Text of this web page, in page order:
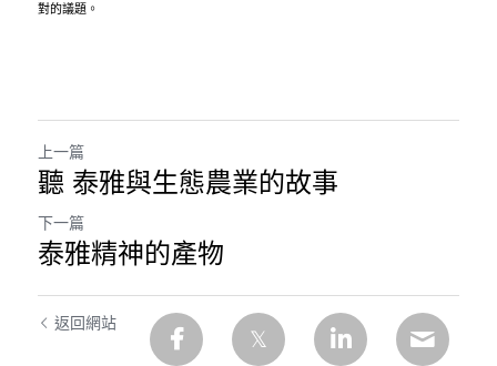
對的議題。
上一篇
聽 泰雅與生態農業的故事
下一篇
泰雅精神的產物
返回網站